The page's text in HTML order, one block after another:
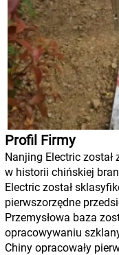
Profil Firmy
Nanjing Electric
w historii chińskiej
Electric został
pierwszorzędne
Przemysłowa baza
opracowywaniu
Chiny opracowały